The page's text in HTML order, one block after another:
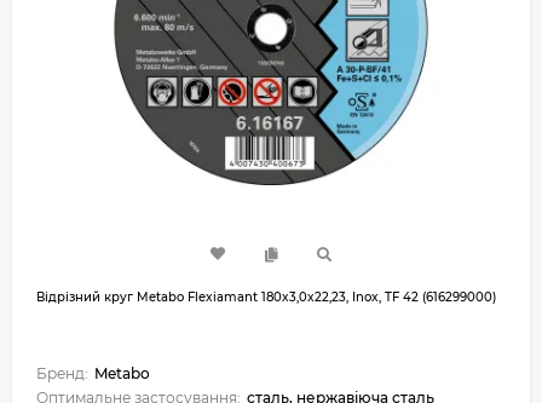
Відрізний круг Metabo Flexiamant 180x3,0x22,23, Inox, TF 42 (616299000)
Бренд: Metabo
Оптимальне застосування: сталь, нержавіюча сталь